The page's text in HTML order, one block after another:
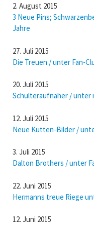
2. August 2015
3 Neue Pins;
Jahre
27. Juli 2015
Die Treuen / unter Fan-
20. Juli 2015
Schulteraufnäher / unter
12. Juli 2015
Neue Kutten-Bilder /
3. Juli 2015
Dalton Brothers / unter
22. Juni 2015
Hermanns treue Riege
12. Juni 2015